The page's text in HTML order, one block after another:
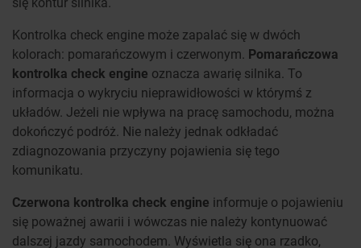
Kontrolka check engine może zapalać się w dwóch
kolorach: pomarańczowym i czerwonym. Pomarańczowa
kontrolka check engine oznacza awarię silnika. To
informacja o wykryciu nieprawidłowości w którymś z
układów. Jeżeli nie wpływa na pracę samochodu, można
dokończyć podróż. Nie należy jednak odkładać
zdiagnozowania przyczyny pojawienia się tego
komunikatu.
Czerwona kontrolka check engine informuje o pojawieniu
się poważnej awarii i wówczas nie należy kontynuować
dalszej jazdy samochodem. Wyświetla się ona rzadko,